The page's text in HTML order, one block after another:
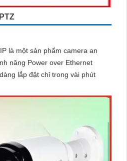
là một sản phẩm camera an
lắp đặt chỉ trong vài phút